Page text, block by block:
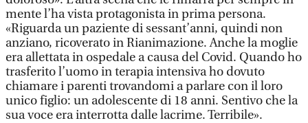
mente l’ha vista protagonista in prima persona.
«Riguarda un paziente di sessant’anni, quindi non
anziano, ricoverato in Rianimazione. Anche la moglie
era allettata in ospedale a causa del Covid. Quando ho
trasferito l’uomo in terapia intensiva ho dovuto
chiamare i parenti trovandomi a parlare con il loro
unico figlio: un adolescente di 18 anni. Sentivo che la
sua voce era interrotta dalle lacrime. Terribile».